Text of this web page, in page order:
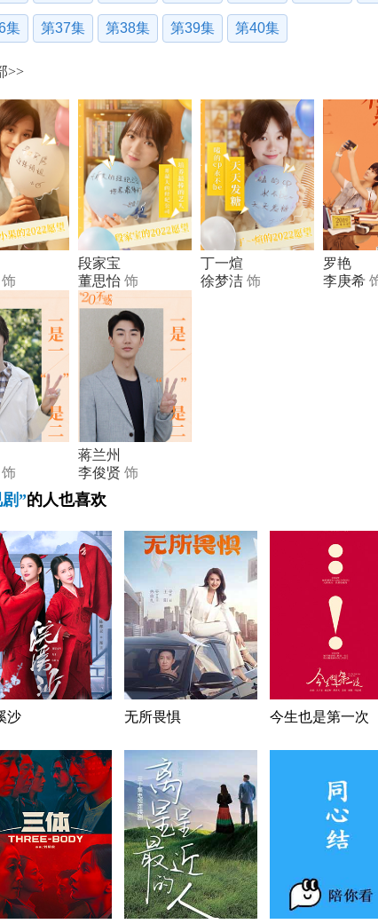
集 第37集 第38集 第39集 第40集
>>
饰
段家宝
董思怡 饰
丁一煊
徐梦洁 饰
罗艳
李庚希
饰
蒋兰州
李俊贤 饰
”的人也喜欢
秘密
沙 无所畏惧 今生也是第一次